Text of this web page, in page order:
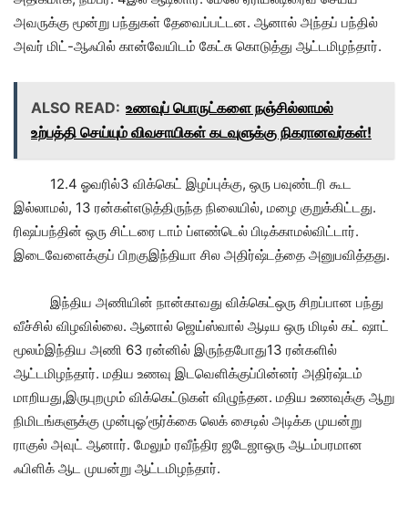
அவருக்கு மூன்று பந்துகள் தேவைப்பட்டன. ஆனால் அந்தப் பந்தில்
அவர் மிட்-ஆஃபில் கான்வேயிடம் கேட்சு கொடுத்து ஆட்டமிழந்தார்.
ALSO READ: உணவுப் பொருட்களை நஞ்சில்லாமல்
உற்பத்தி செய்யும் விவசாயிகள் கடவுளுக்கு நிகரானவர்கள்!
12.4 ஓவரில்3 விக்கெட் இழப்புக்கு, ஒரு பவுண்டரி கூட
இல்லாமல், 13 ரன்கள்எடுத்திருந்த நிலையில், மழை குறுக்கிட்டது.
ரிஷப்பந்தின் ஒரு சிட்டரை டாம் ப்ளண்டெல் பிடிக்காமல்விட்டார்.
இடைவேளைக்குப் பிறகுஇந்தியா சில அதிர்ஷ்டத்தை அனுபவித்தது.
இந்திய அணியின் நான்காவது விக்கெட்ஒரு சிறப்பான பந்து
வீச்சில் விழவில்லை. ஆனால் ஜெய்ஸ்வால் ஆடிய ஒரு மிடில் கட் ஷாட்
மூலம்இந்திய அணி 63 ரன்னில் இருந்தபோது13 ரன்களில்
ஆட்டமிழந்தார். மதிய உணவு இடவெளிக்குப்பின்னர் அதிர்ஷ்டம்
மாறியது,இருபுறமும் விக்கெட்டுகள் விழுந்தன. மதிய உணவுக்கு ஆறு
நிமிடங்களுக்கு முன்புஓ’ரூர்க்கை லெக் சைடில் அடிக்க முயன்று
ராகுல் அவுட் ஆனார். மேலும் ரவீந்திர ஜடேஜாஒரு ஆடம்பரமான
ஃபிளிக் ஆட முயன்று ஆட்டமிழந்தார்.